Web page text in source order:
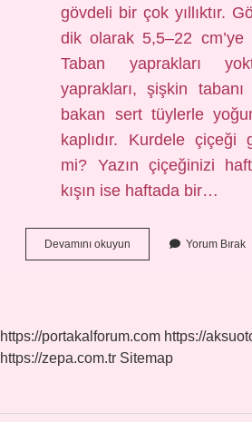
gövdeli bir çok yıllıktır.
dik olarak 5,5–22 cm’ye
Taban yaprakları
yaprakları, şişkin tabanı
bakan sert tüylerle
kaplıdır. Kurdele çiçeği
mi? Yazın çiçeğinizi
kışın ise haftada bir…
Devamını okuyun
Çiçeği
Yorum Bırak
https://portakalforum.com https://
https://zepa.com.tr Sitemap